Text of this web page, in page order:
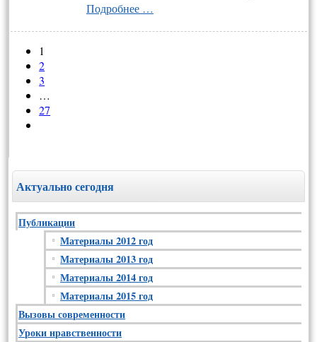
Подробнее …
1
2
3
…
27
Актуально сегодня
Публикации
Материалы 2012 год
Материалы 2013 год
Материалы 2014 год
Материалы 2015 год
Вызовы современности
Уроки нравственности